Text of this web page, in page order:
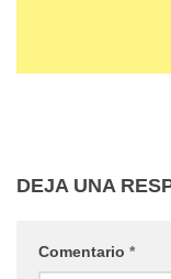
DEJA UNA
Comentario *